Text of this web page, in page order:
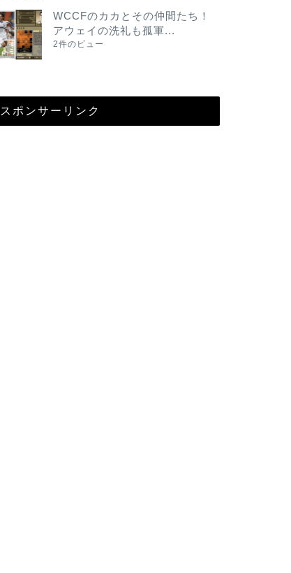
WCCFのカカとその仲間たち！
アウェイの洗礼も孤軍...
2件のビュー
スポンサーリンク